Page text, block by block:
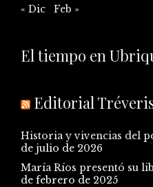
« Dic Feb »
El tiempo en
Editorial
Historia y vivencias del
de julio de 2026
María Ríos presentó su
de febrero de 2025